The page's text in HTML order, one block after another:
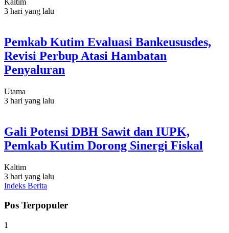
Kaltim
3 hari yang lalu
Pemkab Kutim Evaluasi Bankeususdes,
Revisi Perbup Atasi Hambatan
Penyaluran
Utama
3 hari yang lalu
Gali Potensi DBH Sawit dan IUPK,
Pemkab Kutim Dorong Sinergi Fiskal
Kaltim
3 hari yang lalu
Indeks Berita
Pos Terpopuler
1